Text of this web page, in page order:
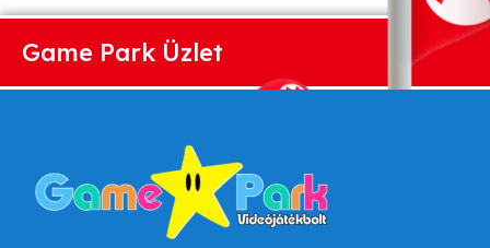
Game Park Üzlet